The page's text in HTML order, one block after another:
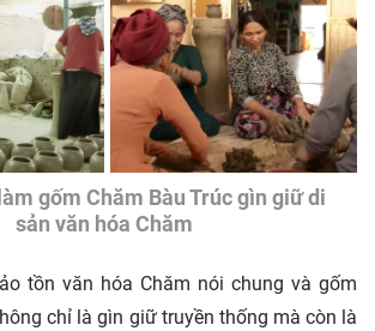
gốm Chăm Bàu Trúc gìn giữ di
sản văn hóa Chăm
tồn văn hóa Chăm nói chung và gốm
chỉ là gìn giữ truyền thống mà còn là